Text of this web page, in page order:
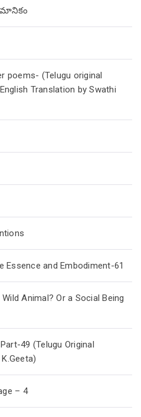
poems- (Telugu original
Translation by Swathi
and Embodiment-61
Animal? Or a Social Being
49 (Telugu Original
– 4